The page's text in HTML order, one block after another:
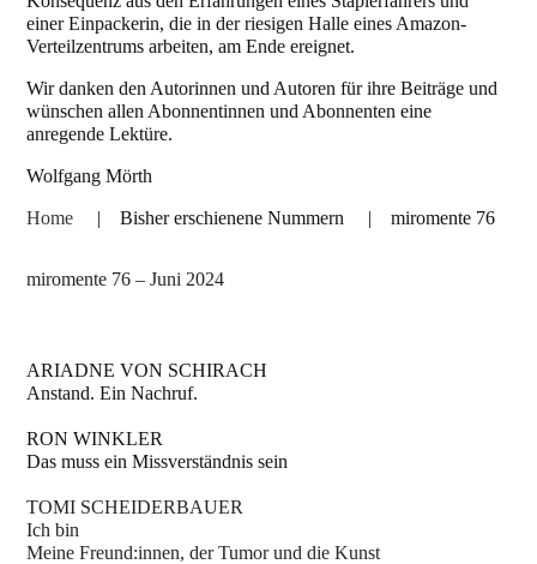
einer Einpackerin, die in der riesigen Halle eines Amazon-
Verteilzentrums arbeiten, am Ende ereignet.
Wir danken den Autorinnen und Autoren für ihre Beiträge und
wünschen allen Abonnentinnen und Abonnenten eine
anregende Lektüre.
Wolfgang Mörth
Home | Bisher erschienene Nummern | miromente 76
miromente 76 – Juni 2024
ARIADNE VON SCHIRACH
Anstand. Ein Nachruf.
RON WINKLER
Das muss ein Missverständnis sein
TOMI SCHEIDERBAUER
Ich bin
Meine Freund:innen, der Tumor und die Kunst